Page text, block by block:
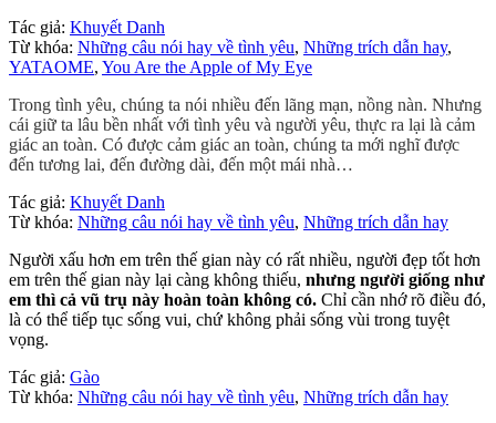
Tác giả: Khuyết Danh
Từ khóa: Những câu nói hay về tình yêu, Những trích dẫn hay,
YATAOME, You Are the Apple of My Eye
Trong tình yêu, chúng ta nói nhiều đến lãng mạn, nồng nàn. Nhưng
cái giữ ta lâu bền nhất với tình yêu và người yêu, thực ra lại là cảm
giác an toàn. Có được cảm giác an toàn, chúng ta mới nghĩ được
đến tương lai, đến đường dài, đến một mái nhà…
Tác giả: Khuyết Danh
Từ khóa: Những câu nói hay về tình yêu, Những trích dẫn hay
Người xấu hơn em trên thế gian này có rất nhiều, người đẹp tốt hơn
em trên thế gian này lại càng không thiếu, nhưng người giống như
em thì cả vũ trụ này hoàn toàn không có. Chỉ cần nhớ rõ điều đó,
là có thể tiếp tục sống vui, chứ không phải sống vùi trong tuyệt
vọng.
Tác giả: Gào
Từ khóa: Những câu nói hay về tình yêu, Những trích dẫn hay